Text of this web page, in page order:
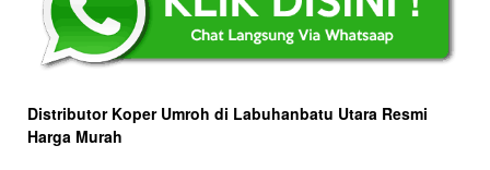
Distributor Koper Umroh di Labuhanbatu Utara Resmi
Harga Murah